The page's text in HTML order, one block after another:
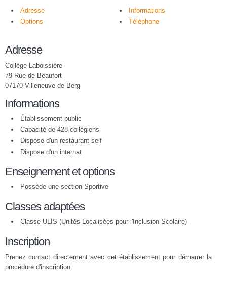
Adresse
Informations
Options
Téléphone
Adresse
Collège Laboissière
79 Rue de Beaufort
07170 Villeneuve-de-Berg
Informations
Établissement public
Capacité de 428 collégiens
Dispose d'un restaurant self
Dispose d'un internat
Enseignement et options
Possède une section Sportive
Classes adaptées
Classe ULIS (Unités Localisées pour l'Inclusion Scolaire)
Inscription
Prenez contact directement avec cet établissement pour démarrer la
procédure d'inscription.